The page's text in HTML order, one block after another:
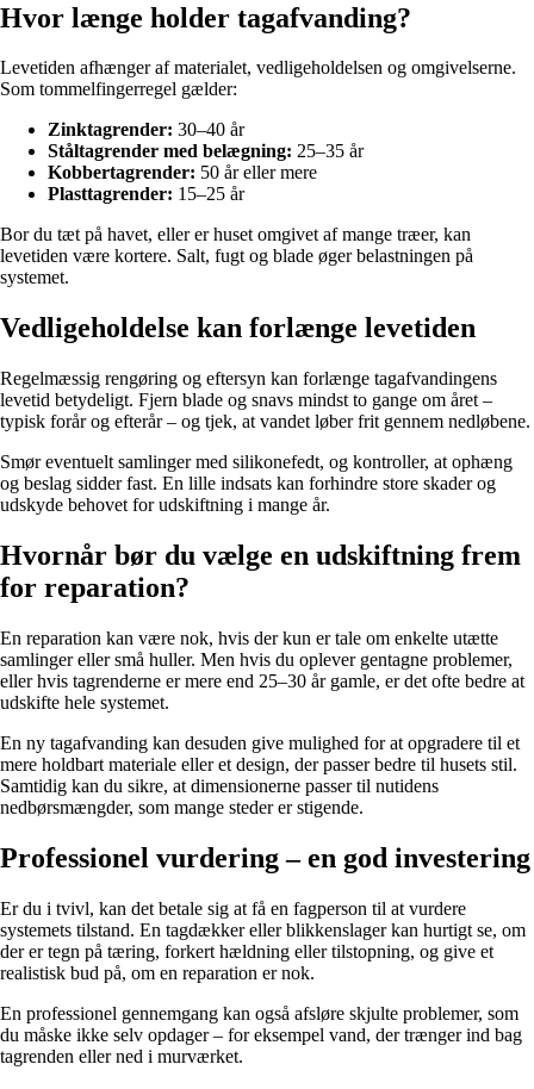
Hvor længe holder tagafvanding?
Levetiden afhænger af materialet, vedligeholdelsen og omgivelserne.
Som tommelfingerregel gælder:
Zinktagrender: 30–40 år
Ståltagrender med belægning: 25–35 år
Kobbertagrender: 50 år eller mere
Plasttagrender: 15–25 år
Bor du tæt på havet, eller er huset omgivet af mange træer, kan
levetiden være kortere. Salt, fugt og blade øger belastningen på
systemet.
Vedligeholdelse kan forlænge levetiden
Regelmæssig rengøring og eftersyn kan forlænge tagafvandingens
levetid betydeligt. Fjern blade og snavs mindst to gange om året –
typisk forår og efterår – og tjek, at vandet løber frit gennem nedløbene.
Smør eventuelt samlinger med silikonefedt, og kontroller, at ophæng
og beslag sidder fast. En lille indsats kan forhindre store skader og
udskyde behovet for udskiftning i mange år.
Hvornår bør du vælge en udskiftning frem
for reparation?
En reparation kan være nok, hvis der kun er tale om enkelte utætte
samlinger eller små huller. Men hvis du oplever gentagne problemer,
eller hvis tagrenderne er mere end 25–30 år gamle, er det ofte bedre at
udskifte hele systemet.
En ny tagafvanding kan desuden give mulighed for at opgradere til et
mere holdbart materiale eller et design, der passer bedre til husets stil.
Samtidig kan du sikre, at dimensionerne passer til nutidens
nedbørsmængder, som mange steder er stigende.
Professionel vurdering – en god investering
Er du i tvivl, kan det betale sig at få en fagperson til at vurdere
systemets tilstand. En tagdækker eller blikkenslager kan hurtigt se, om
der er tegn på tæring, forkert hældning eller tilstopning, og give et
realistisk bud på, om en reparation er nok.
En professionel gennemgang kan også afsløre skjulte problemer, som
du måske ikke selv opdager – for eksempel vand, der trænger ind bag
tagrenden eller ned i murværket.